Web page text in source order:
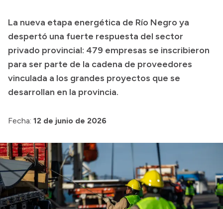
Boletín Oficial
Compras y licitaciones
Consulta de expedientes
Consulta de pago a proveedores
Convocatorias
Login
La nueva etapa energética de Río Negro ya
despertó una fuerte respuesta del sector
privado provincial: 479 empresas se inscribieron
para ser parte de la cadena de proveedores
vinculada a los grandes proyectos que se
desarrollan en la provincia.
Fecha: 12 de junio de 2026